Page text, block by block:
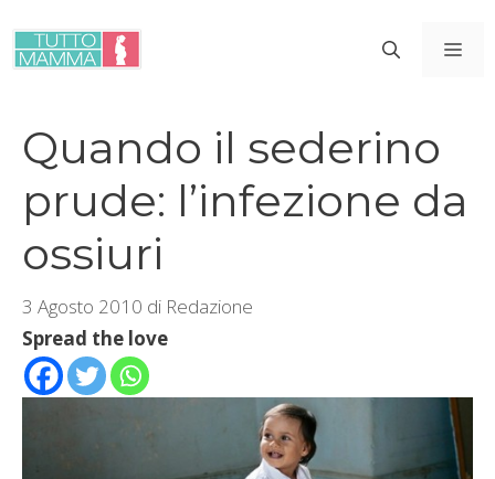
contenuto
Quando il sederino
prude: l’infezione da
ossiuri
3 Agosto 2010 di Redazione
Spread the love